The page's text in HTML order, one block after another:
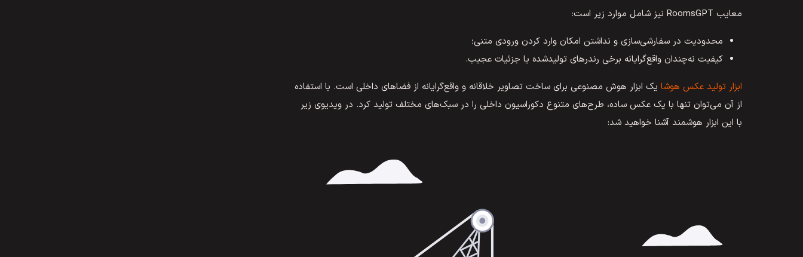
معایب RoomsGPT نیز شامل موارد زیر است:
محدودیت در سفارشی‌سازی و نداشتن امکان وارد کردن ورودی متنی؛
کیفیت نه‌چندان واقع‌گرایانه برخی رندرهای تولیدشده یا جزئیات عجیب.
ابزار تولید عکس هوشا یک ابزار هوش مصنوعی برای ساخت تصاویر خلاقانه و واقع‌گرایانه از فضاهای داخلی است. با استفاده
از آن می‌توان تنها با یک عکس ساده، طرح‌های متنوع دکوراسیون داخلی را در سبک‌های مختلف تولید کرد. در ویدیوی زیر
با این ابزار هوشمند آشنا خواهید شد: